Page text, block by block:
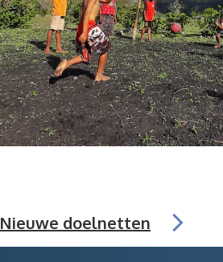
Nieuwe doelnetten